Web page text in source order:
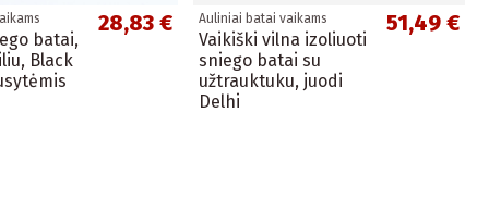
batai,
Black
28,83 € Auliniai batai vaikams
Vaikiški vilna izoliuoti
sniego batai su
užtrauktuku, juodi
Delhi
51,49 €